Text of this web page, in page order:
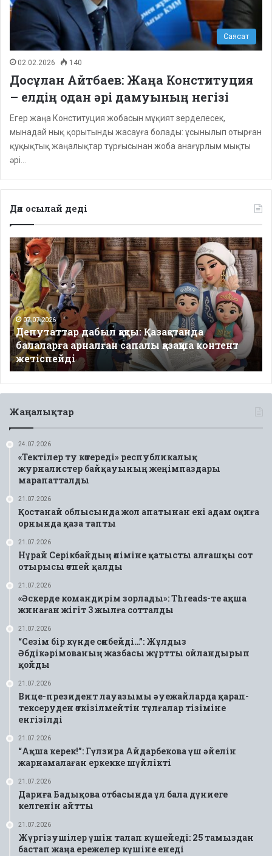
Саясат
02.02.2026 140
Досұлан Айтбаев: Жаңа Конституция
– елдің одан әрі дамуының негізі
Егер жаңа Конституция жобасын мұқият зерделесек,
мынадай нық қорытынды жасауға болады: ұсынылып отырған
құқықтық жаңалықтар тұрғысынан жоба анағұрлым мықты
әрі…
Дәл осылай деді
Депутаттар
дабыл
қақты:
Қазақстанда
балаларға
арналған
сапалы
қазақша
контент
жетіспейді
07.07.2026
Депутаттар дабыл қақты: Қазақстанда
балаларға арналған сапалы қазақша контент
жетіспейді
Жаңалықтар
24.07.2026
«Тектілер ту көтереді» республикалық
журналистер байқауының жеңімпаздары
марапатталды
21.07.2026
Қостанай облысында жол апатынан екі адам оқиға
орнында қаза тапты
21.07.2026
Нұрай Серікбайдың өліміне қатысты алғашқы сот
отырысы өтпей қалды
21.07.2026
«Әскерде командирім зорлады»: Threads-те ақша
жинаған жігіт 3 жылға сотталды
21.07.2026
“Сезім бір күнде сөнбейді…”: Жұлдыз
Әбдікәрімованың жазбасы жұртты ойландырып
қойды
21.07.2026
Вице-президент лауазымы әуежайларда қарап-
тексеруден өткізілмейтін тұлғалар тізіміне
енгізілді
21.07.2026
“Ақша керек!”: Гүлзира Айдарбекова үш әйелін
жарнамалаған еркекке шүйлікті
21.07.2026
Дариға Бадықова отбасында ұл бала дүниеге
келгенін айтты
21.07.2026
Жүргізушілер үшін талап күшейеді: 25 тамыздан
бастап жаңа ережелер күшіне енеді